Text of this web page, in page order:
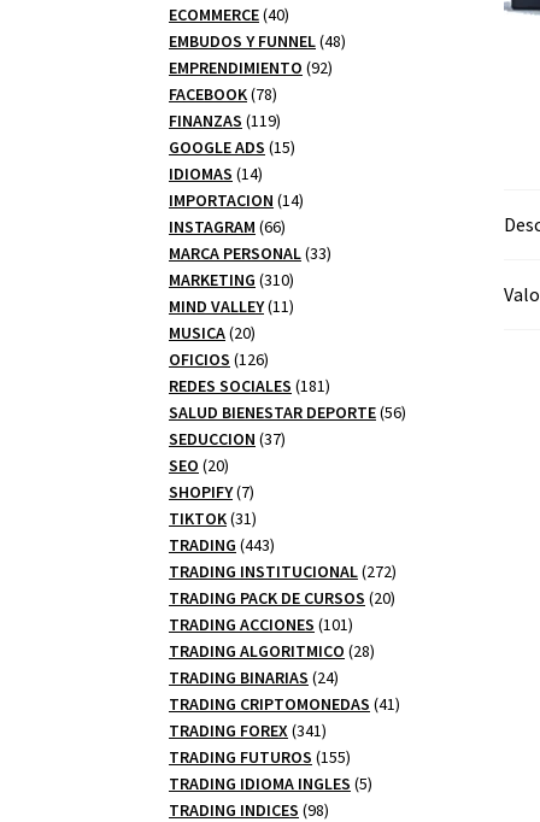
producto
ECOMMERCE 4040
productos
EMBUDOS Y FUNNEL 4848
EMPRENDIMIENTO 9292
FACEBOOK 7878
productos
FINANZAS 119119
productos
GOOGLE ADS 1515
IDIOMAS 1414
productos
IMPORTACION 1414
INSTAGRAM 6666
productos
MARCA PERSONAL 3333
MARKETING 310310
productos
MIND VALLEY 1111
MUSICA 2020
productos
OFICIOS 126126
productos
REDES SOCIALES 181181
productos
SALUD BIENESTAR DEPORTE 5656
SEDUCCION 3737
SEO 2020
productos
SHOPIFY 77
productos
TIKTOK 3131
productos
TRADING 443443
productos
TRADING INSTITUCIONAL 272272
productos
TRADING PACK DE CURSOS 2020
TRADING ACCIONES 101101
productos
TRADING ALGORITMICO 2828
TRADING BINARIAS 2424
productos
TRADING CRIPTOMONEDAS 4141
TRADING FOREX 341341
productos
TRADING FUTUROS 155155
productos
TRADING IDIOMA INGLES 55
TRADING INDICES 9898